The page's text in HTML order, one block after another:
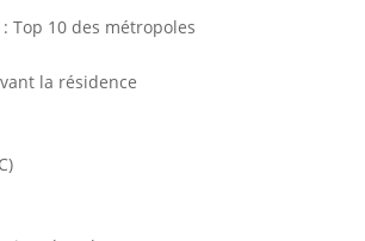
Top 10 des métropoles
la résidence